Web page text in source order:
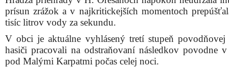
prísun zrážok a v najkritickejších momentoch
tisíc litrov vody za sekundu.
V obci je aktuálne vyhlásený tretí stupeň
hasiči pracovali na odstraňovaní následkov povodne
pod Malými Karpatmi počas celej noci.